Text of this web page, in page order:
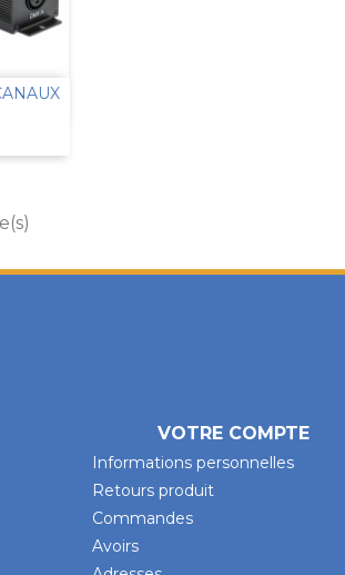
VOTRE COMPTE
Informations personnelles
Retours produit
Commandes
Avoirs